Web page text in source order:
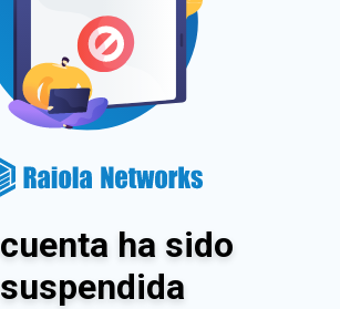
ha sido
suspendida